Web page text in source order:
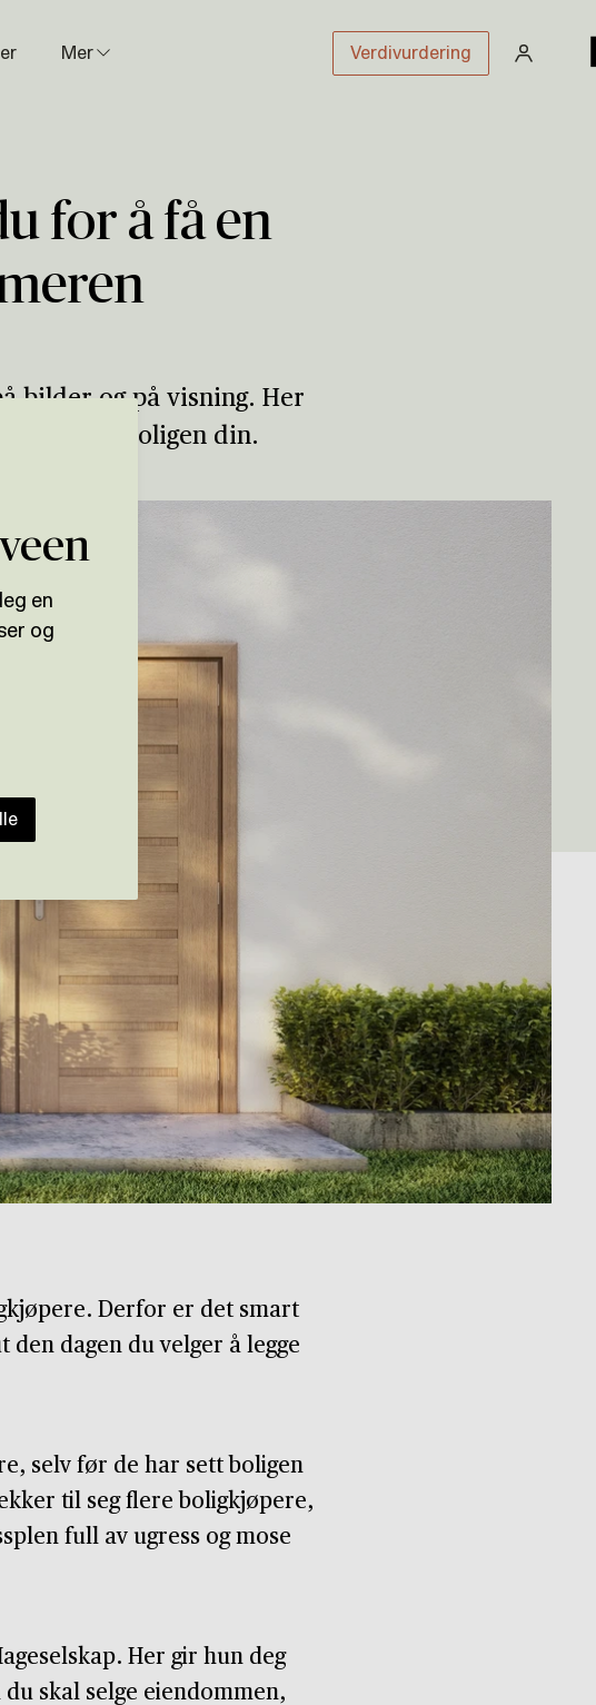
Mer
Magasin
Om oss
Karriere
Verdivurdering
for å få en
bilder og på visning. Her
av boligen din.
Derfor er det smart
dagen du velger å legge
selv før de har sett boligen
til seg flere boligkjøpere,
full av ugress og mose
Her gir hun deg
skal selge eiendommen,
en
og